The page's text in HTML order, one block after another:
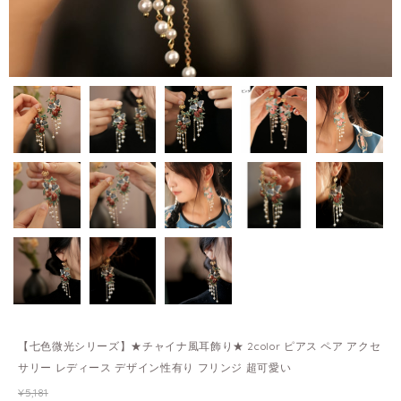
【七色微光シリーズ】★チャイナ風耳飾り★ 2color ピアス ペア アクセ
サリー レディース デザイン性有り フリンジ 超可愛い
¥5,181